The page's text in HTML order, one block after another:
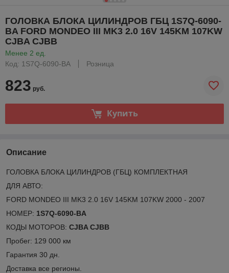
ГОЛОВКА БЛОКА ЦИЛИНДРОВ ГБЦ 1S7Q-6090-
BA FORD MONDEO III MK3 2.0 16V 145KM 107KW
CJBA CJBB
Менее 2 ед.
Код: 1S7Q-6090-BA
Розница
823 руб.
Купить
Описание
ГОЛОВКА БЛОКА ЦИЛИНДРОВ (ГБЦ) КОМПЛЕКТНАЯ
ДЛЯ АВТО:
FORD MONDEO III MK3 2.0 16V 145KM 107KW 2000 - 2007
НОМЕР: 1S7Q-6090-BA
КОДЫ МОТОРОВ: CJBA CJBB
Пробег: 129 000 км
Гарантия 30 дн.
Доставка все регионы.